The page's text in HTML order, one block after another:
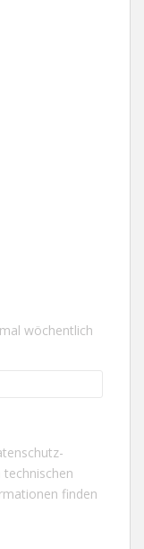
wöchentlich
finden